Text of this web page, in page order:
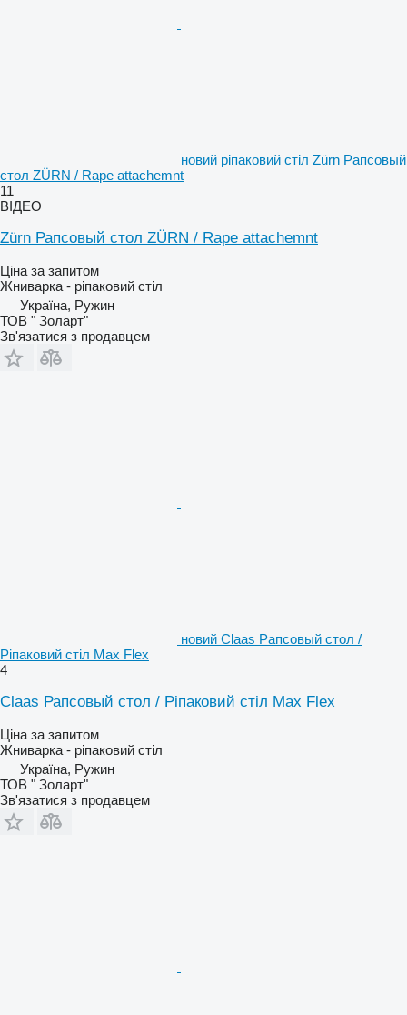
новий ріпаковий стіл Zürn Рапсовый
стол ZÜRN / Rape attachemnt
11
ВІДЕО
Zürn Рапсовый стол ZÜRN / Rape attachemnt
Ціна за запитом
Жниварка - ріпаковий стіл
Україна, Ружин
ТОВ " Золарт"
Зв'язатися з продавцем
новий Claas Рапсовый стол /
Ріпаковий стіл Max Flex
4
Claas Рапсовый стол / Ріпаковий стіл Max Flex
Ціна за запитом
Жниварка - ріпаковий стіл
Україна, Ружин
ТОВ " Золарт"
Зв'язатися з продавцем